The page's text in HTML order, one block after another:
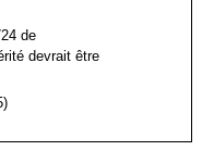
de
devrait être